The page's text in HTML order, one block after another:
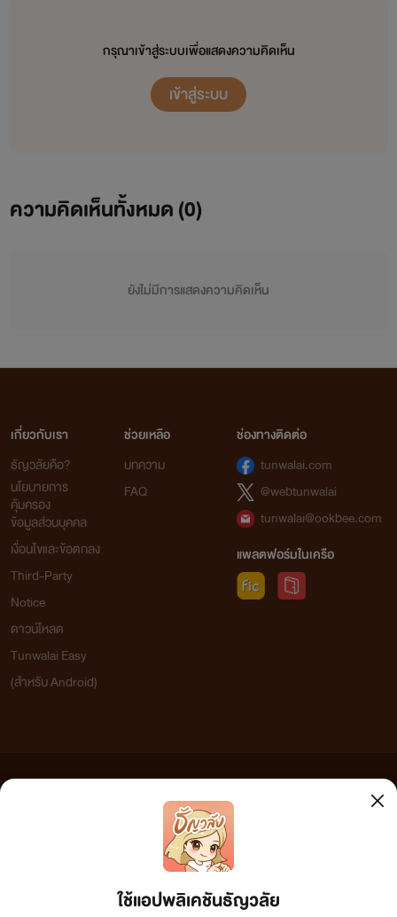
กลับมามันจะไม่ใช่ชัยชะแต่มันจะหมายถึงความตาย ในขณะที่เด็ก
หนุ่มกำลังจะวิ่งกลับไปยังทางเดิม ก็มีปีศาจอีกกลุ่มมายืนดังด้าน
หลังเขา ดาบในมือยกขึ้นอยู่ในระดับอก เขาไม่คิดที่จะหนีอีกต่อไป
เป็นจังหวะ เขาเอี่ยวตัวหลบกระสุนเวทย์ที่ออกมาจากปีีศาจตัว
ของเขาเป็นอะไรก็ได้เขายอมเพราะฉะนั้นได้โปรดเถอะให้ผมได้ฆ่า
สิ่งที่น่าเกลียดช่ังพวกนี้ด้วย
ร่างกายที่ไม่เหลือเค้าโครงความเป็นมนุษย์สิ้นลมหายใจไป
ในขณะที่อีกคนตอบรับคำขอ อีกไม่นานการมีชีวิตอยู่ของเขา
ในฐานะมนุษย์มันจะจบลงแล้ว
กรุณาเข้าสู่ระบบเพื่อแสดงความคิดเห็น
เข้าสู่ระบบ
ความคิดเห็นทั้งหมด (0)
ยังไม่มีการแสดงความคิดเห็น
ใช้แอปพลิเคชันธัญวลัย
เกี่ยวกับเรา
ธัญวลัยคือ?
นโยบายการ
คุ้มครอง
ข้อมูลส่วนบุคคล
เงื่อนไขและข้อตกลง
Third-Party
Notice
ดาวน์โหลด
Tunwalai Easy
(สำหรับ Android)
ช่วยเหลือ
บทความ
FAQ
ช่องทางติดต่อ
tunwalai.com
@webtunwalai
tunwalai@ookbee.com
แพลตฟอร์มในเครือ
เว็บไซต์แห่งนี้ไม่ได้เห็นด้วยและไม่ขอรับผิดชอบต่อข้อความใดๆ ทั้งสิ้น ดังนั้นผู้อ่านทุกท่านโปรดใช้
วิจารณญาณในการกลั่นกรองด้วยตนเอง และหากท่านพบข้อความใดๆ ที่ขัดต่อกฎหมายและศีลธรรม
กรุณาแจ้งมาที่ tunwalai@ookbee.com เพื่อทีมงานจะได้ดำเนินการในทันที ทั้งนี้ ทางเว็บไซต์ขอสงวน
ลิขสิทธิ์ตามพระราชบัญญัติลิขสิทธิ์ (ฉบับเพิ่มเติม) พ.ศ.2558